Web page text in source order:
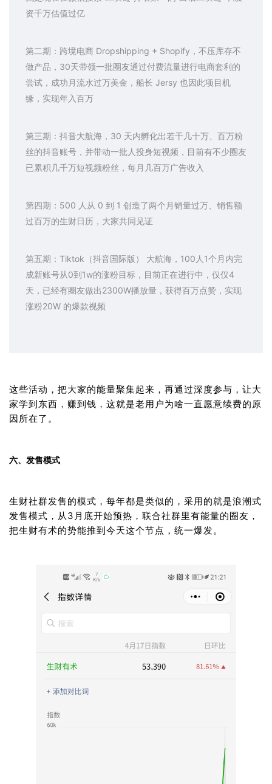
资千万估值过亿
第二期：跨境电商 Dropshipping + Shopify，不压库存不
做产品，30天带领一批圈友通过付费流量进行电商套利的
尝试，成功月流水过万美金，船长 Jersy 也因此项目机
缘，实现年入百万
第三期：抖音大航海，30 天内孵化出若干几十万、百万粉
丝的抖音账号，并带动一批人投身短视频，目前有不少圈友
已累积几千万短视频粉丝，每月几百万广告收入
第四期：500 人从 0 到 1 创造了两个月销量过万、销售额
过百万的生财日历，大家共同见证
第五期：Tiktok（抖音国际版） 大航海，100人1个月内完
成新账号从0到1w的涨粉目标，目前正在进行中，仅仅4
天，已经有圈友做出2300W播放量，获得百万点赞，实现
涨粉20W 的爆款视频
这些活动，把大家的能量聚集起来，再通过深度参与，让大
家学到东西，赚到钱，这就是老用户为啥一直愿意续费的原
因所在了。
六、发售模式
生财社群发售的模式，每年都是类似的，采用的就是浪潮式
发售模式，从3月底开始预热，联合社群里有能量的圈友，
把生财有术的势能推到今天这个节点，统一爆发。